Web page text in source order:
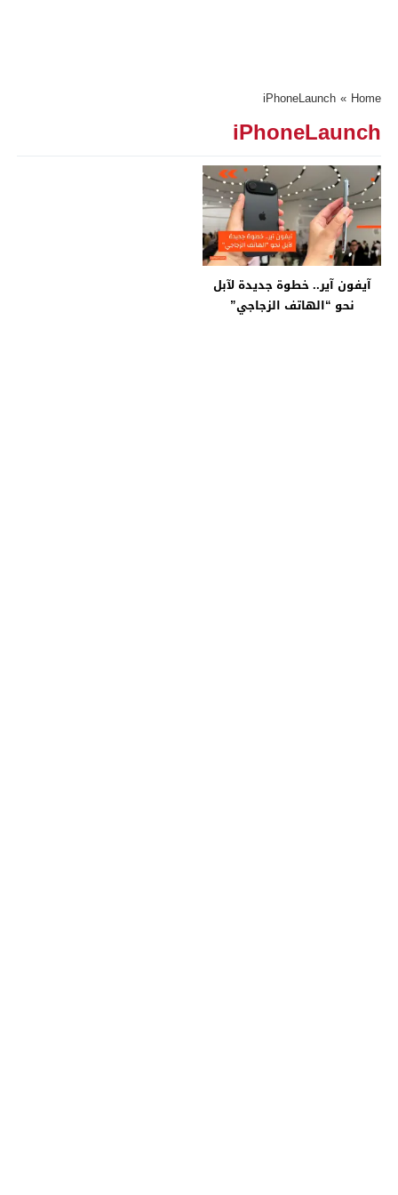
Home
»
iPhoneLaunch
iPhoneLaunch
آيفون آير.. خطوة جديدة لآبل
نحو “الهاتف الزجاجي”